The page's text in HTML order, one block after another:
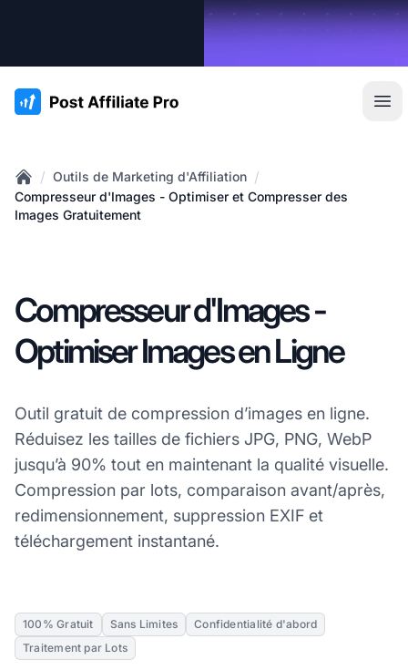
:site.title
Home
/ Outils de Marketing d'Affiliation /
Compresseur d'Images - Optimiser et Compresser des
Images Gratuitement
Compresseur d'Images -
Optimiser Images en Ligne
Outil gratuit de compression d’images en ligne.
Réduisez les tailles de fichiers JPG, PNG, WebP
jusqu’à 90% tout en maintenant la qualité visuelle.
Compression par lots, comparaison avant/après,
redimensionnement, suppression EXIF et
téléchargement instantané.
100% Gratuit Sans Limites
Confidentialité d'abord
Traitement par Lots